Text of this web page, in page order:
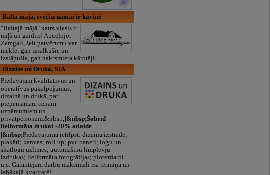
Baltā māja, svečių namai ir kavinė
"Baltajā mājā" katrs viesis ir
mīļš un gaidīts! Apceļojot
Zemgali, šeit patvērumu var
meklēt gan izsalkušie un
izslāpušie, gan naktsmiera kārotāji.
Dizains un Druka, SIA
Piedāvājam kvalitatīvus un
operatīvus pakalpojumus,
dizainā un drukā, par
pieņemamām cenām -
uzņēmumiem un
privātpersonām.&nbsp; |&nbsp;Šobrīd
lielformāta drukai -20% atlaide
|&nbsp;Piedāvājumā ietilpst: dizaina izstrāde;
plakāti; kanvas; roll up; pvc baneri; logu un
skatlogu uzlīmes; automašīnu līmplēvju
izdrukas; lielformāta fotogrāfijas; ploterdarbi
u.c. Garantējam darbu maksimāli īsā termiņā un
labākajā kvalitatē!